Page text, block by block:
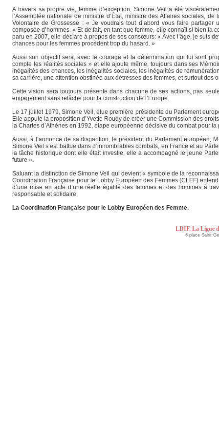
A travers sa propre vie, femme d’exception, Simone Veil a été
l’Assemblée nationale de ministre d’État, ministre des Affaires sociales,
Volontaire de Grossesse : « Je voudrais tout d’abord vous faire
composée d’hommes. » Et de fait, en tant que femme, elle connaît si bien
paru en 2007, elle déclare à propos de ses consœurs: « Avec l’âge, je suis
chances pour les femmes procèdent trop du hasard. »
Aussi son objectif sera, avec le courage et la détermination qui lui sont
compte les réalités sociales » et elle ajoute même, toujours dans ses
inégalités des chances, les inégalités sociales, les inégalités de
sa carrière, une attention obstinée aux détresses des femmes, et surtout
Cette vision sera toujours présente dans chacune de ses actions, pas
engagement sans relâche pour la construction de l’Europe.
Le 17 juillet 1979, Simone Veil, élue première présidente du Parlement
Elle appuie la proposition d’Yvette Roudy de créer une Commission des
la Chartes d’Athènes en 1992, étape européenne décisive du combat pour
Aussi, à l’annonce de sa disparition, le président du Parlement européen,
Simone Veil s’est battue dans d’innombrables combats, en France et au
la tâche historique dont elle était investie, elle a accompagné le jeune
future ».
Saluant la distinction de Simone Veil qui devient « symbole de la
Coordination Française pour le Lobby Européen des Femmes (CLEF)
d’une mise en acte d’une réelle égalité des femmes et des hommes à
responsable et solidaire.
La Coordination Française pour le Lobby Européen des Femme.
LDIF, La Ligue
6 place Saint